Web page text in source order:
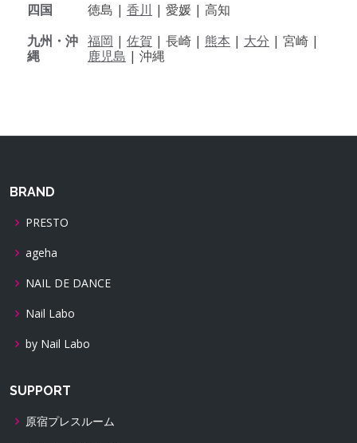
四国
徳島 | 香川 | 愛媛 | 高知
九州・沖
縄
福岡 | 佐賀 | 長崎 | 熊本 | 大分 | 宮崎 |
鹿児島 | 沖縄
BRAND
PRESTO
ageha
NAIL DE DANCE
Nail Labo
by Nail Labo
SUPPORT
原宿プレスルーム